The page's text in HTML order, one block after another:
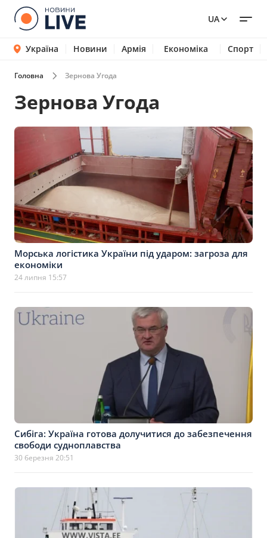
UA
Україна Новини Армія Економіка Спорт
Головна Зернова Угода
Зернова Угода
Морська логістика України під ударом: загроза для
економіки
24 липня 15:57
Сибіга: Україна готова долучитися до забезпечення
свободи судноплавства
30 березня 20:51